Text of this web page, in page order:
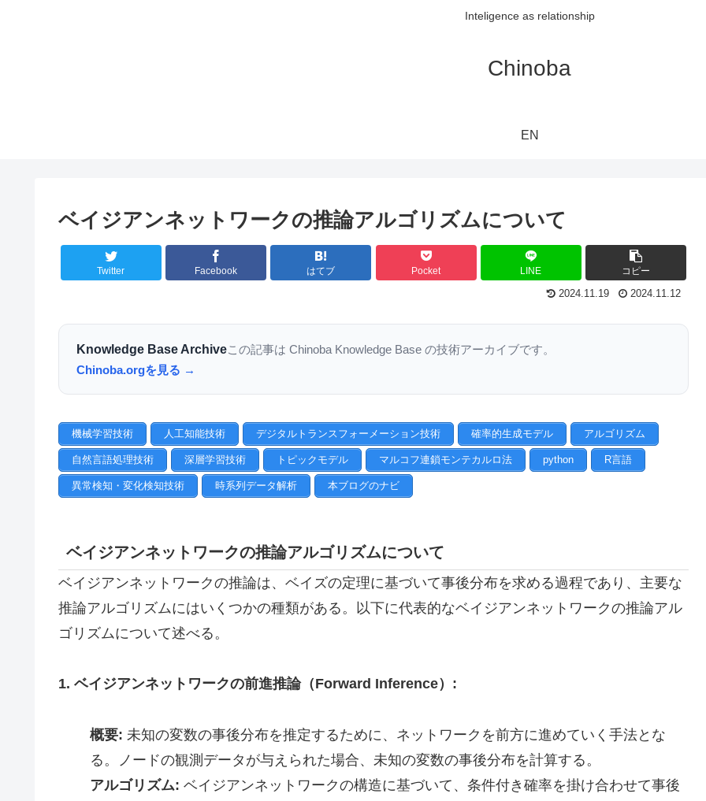
Inteligence as relationship
Chinoba
EN
ベイジアンネットワークの推論アルゴリズムについて
Twitter Facebook はてブ Pocket LINE コピー
2024.11.19 2024.11.12
Knowledge Base Archiveこの記事は Chinoba Knowledge Base の技術アーカイブです。
Chinoba.orgを見る →
機械学習技術 人工知能技術 デジタルトランスフォーメーション技術 確率的生成モデル アルゴリズム
自然言語処理技術 深層学習技術 トピックモデル マルコフ連鎖モンテカルロ法 python R言語
異常検知・変化検知技術 時系列データ解析 本ブログのナビ
ベイジアンネットワークの推論アルゴリズムについて
ベイジアンネットワークの推論は、ベイズの定理に基づいて事後分布を求める過程であり、主要な
推論アルゴリズムにはいくつかの種類がある。以下に代表的なベイジアンネットワークの推論アル
ゴリズムについて述べる。
1. ベイジアンネットワークの前進推論（Forward Inference）:
概要: 未知の変数の事後分布を推定するために、ネットワークを前方に進めていく手法とな
る。ノードの観測データが与えられた場合、未知の変数の事後分布を計算する。
アルゴリズム: ベイジアンネットワークの構造に基づいて、条件付き確率を掛け合わせて事後